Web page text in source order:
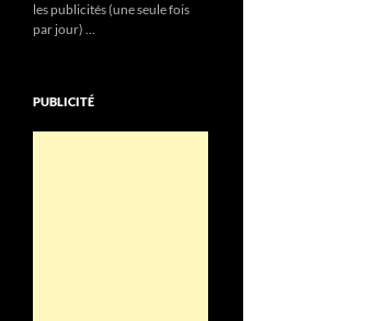
les publicités (une seule fois
par jour) ...
PUBLICITÉ